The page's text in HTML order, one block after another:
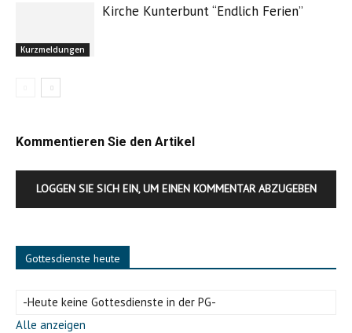
Kurzmeldungen
Kirche Kunterbunt “Endlich Ferien”
Kommentieren Sie den Artikel
LOGGEN SIE SICH EIN, UM EINEN KOMMENTAR ABZUGEBEN
Gottesdienste heute
-Heute keine Gottesdienste in der PG-
Alle anzeigen